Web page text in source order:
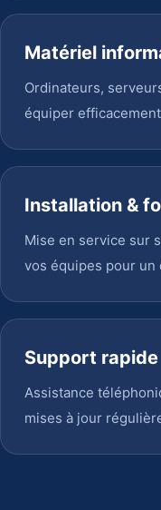
Matériel
Ordinateurs,
équiper
Installation &
Mise en service sur
vos équipes pour un
Support rapide
Assistance
mises à jour